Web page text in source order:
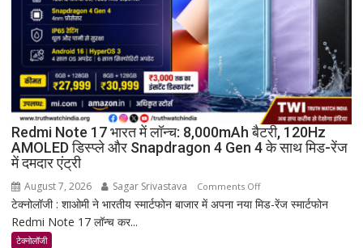
Redmi Note 17 भारत में लॉन्च: 8,000mAh बैटरी, 120Hz
AMOLED डिस्प्ले और Snapdragon 4 Gen 4 के साथ मिड-रेंज
में दमदार एंट्री
August 7, 2026 Sagar Srivastava Comments Offon
Redmi
टेक्नोलॉजी : शाओमी ने भारतीय स्मार्टफोन बाजार में अपना नया मिड-रेंज स्मार्टफोन
Redmi Note 17 लॉन्च कर...
टेक्नोलॉजी